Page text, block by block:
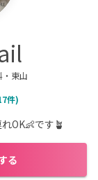
・東山
件)
OK👶です🪴
る